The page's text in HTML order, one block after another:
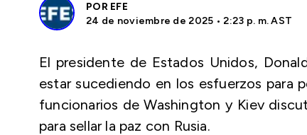
POR EFE
24 de noviembre de 2025 • 2:23 p. m. AST
El presidente de Estados Unidos,
estar sucediendo en los esfuerzos para
funcionarios de Washington y Kiev
para sellar la paz con Rusia.